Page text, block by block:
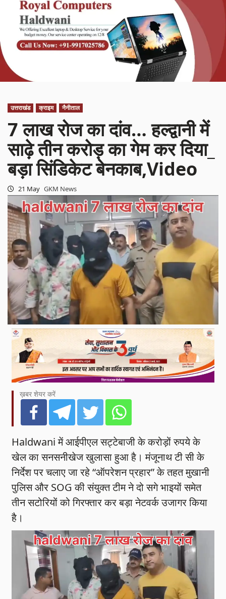
उत्तराखंड क्राइम नैनीताल
7 लाख रोज का दांव… हल्द्वानी में
साढ़े तीन करोड़ का गेम कर दिया_
बड़ा सिंडिकेट बेनकाब,Video
21 May GKM News
ख़बर शेयर करें
Haldwani में आईपीएल सट्टेबाजी के करोड़ों रुपये के
खेल का सनसनीखेज खुलासा हुआ है। मंजूनाथ टी सी के
निर्देश पर चलाए जा रहे “ऑपरेशन प्रहार” के तहत मुखानी
पुलिस और SOG की संयुक्त टीम ने दो सगे भाइयों समेत
तीन सटोरियों को गिरफ्तार कर बड़ा नेटवर्क उजागर किया
है।